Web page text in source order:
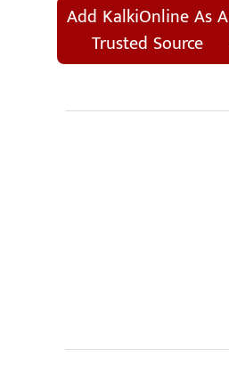
Add KalkiOnline As A
Trusted Source